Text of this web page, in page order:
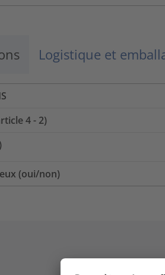
Logistique et
4 - 2)
(oui/non)